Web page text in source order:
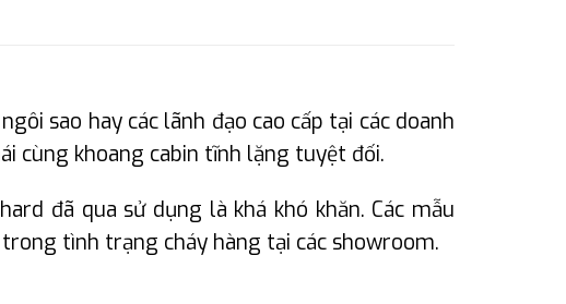
sao hay các lãnh đạo cao cấp tại các doanh
cùng khoang cabin tĩnh lặng tuyệt đối.
đã qua sử dụng là khá khó khăn. Các mẫu
tình trạng cháy hàng tại các showroom.